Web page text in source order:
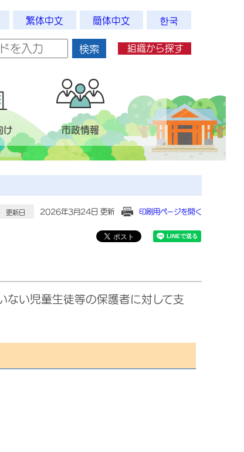
繁体中文 簡体中文 한국
検索 組織から探す
け 市政情報
更新日 2026年3月24日 更新 印刷用ページを開く
ない児童生徒等の保護者に対して支